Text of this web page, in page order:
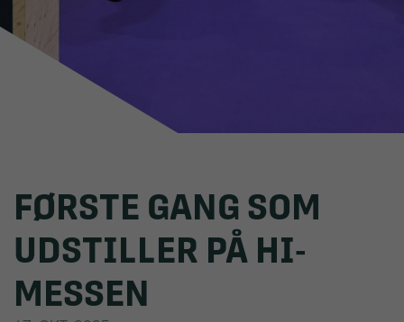
FØRSTE GANG SOM
UDSTILLER PÅ HI-
MESSEN